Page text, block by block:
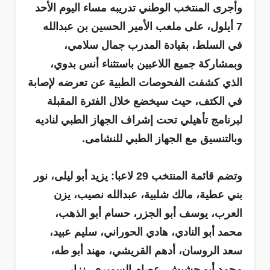
وأجرى المنتخب الوطني تدريبه مساء اليوم الأحد
7 أيلول، على ملعب الأمير الحسين بن عبدالله
في السلط، بقيادة المدرب جمال سلامي،
وبمشاركة جميع اللاعبين باستثناء أنس بدوي،
الذي كشفت الفحوصات الطبية عن تعرضه لإصابة
في الكتف، حيث سيخضع خلال الفترة المقبلة
لبرنامج تأهيلي تحت إشراف الجهاز الطبي لناديه
وبالتنسيق مع الجهاز الطبي للنشامى.
وتضم قائمة المنتخب 29 لاعبا: يزيد أبو ليلى، نور
بني عطية، مالك شلبية، عبدالله نصيب، يزن
العرب، يوسف أبو الجزر، حسام أبو الذهب،
محمد أبو النادي، هادي الحوراني، سليم عبيد،
سعد الروسان، أدهم القريشي، مهند أبو طه،